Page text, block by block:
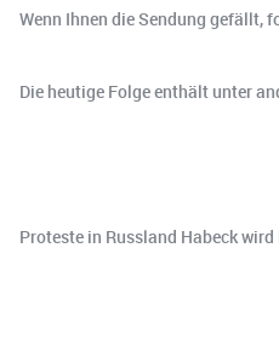
Wenn Ihnen die Sendung gefällt,
Die heutige Folge enthält unter
Proteste in Russland Habeck